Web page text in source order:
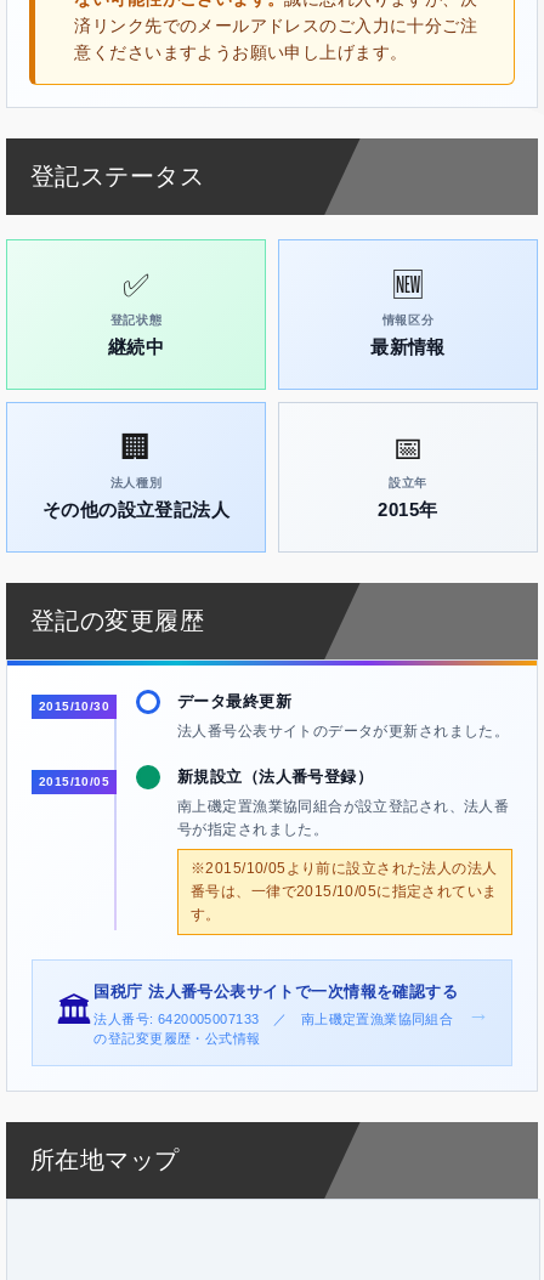
済リンク先でのメールアドレスのご入力に十分ご注
意くださいますようお願い申し上げます。
登記ステータス
✅
登記状態
継続中
🆕
情報区分
最新情報
🏢
法人種別
その他の設立登記法人
📅
設立年
2015年
登記の変更履歴
2015/10/30 データ最終更新
法人番号公表サイトのデータが更新されました。
2015/10/05 新規設立（法人番号登録）
南上磯定置漁業協同組合が設立登記され、法人番
号が指定されました。
※2015/10/05より前に設立された法人の法人
番号は、一律で2015/10/05に指定されていま
す。
🏛️
国税庁 法人番号公表サイトで一次情報を確認する
法人番号: 6420005007133 ／ 南上磯定置漁業協同組合
の登記変更履歴・公式情報
→
所在地マップ